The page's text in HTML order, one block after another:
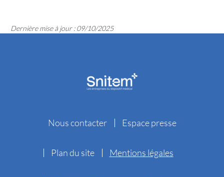
Dernière mise à jour : 09/10/2025
Nous contacter Espace presse
Plan du site Mentions légales